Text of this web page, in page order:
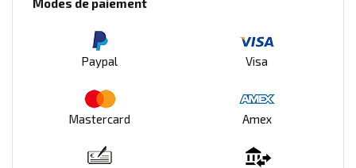
Modes de paiement
Paypal Visa
Mastercard Amex